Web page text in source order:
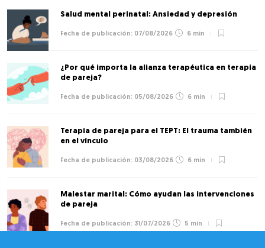
Salud mental perinatal: Ansiedad y depresión
07/08/2026 6 min
¿Por qué importa la alianza terapéutica en terapia
de pareja?
05/08/2026 6 min
Terapia de pareja para el TEPT: El trauma también
en el vínculo
03/08/2026 6 min
Malestar marital: Cómo ayudan las intervenciones
de pareja
31/07/2026 5 min